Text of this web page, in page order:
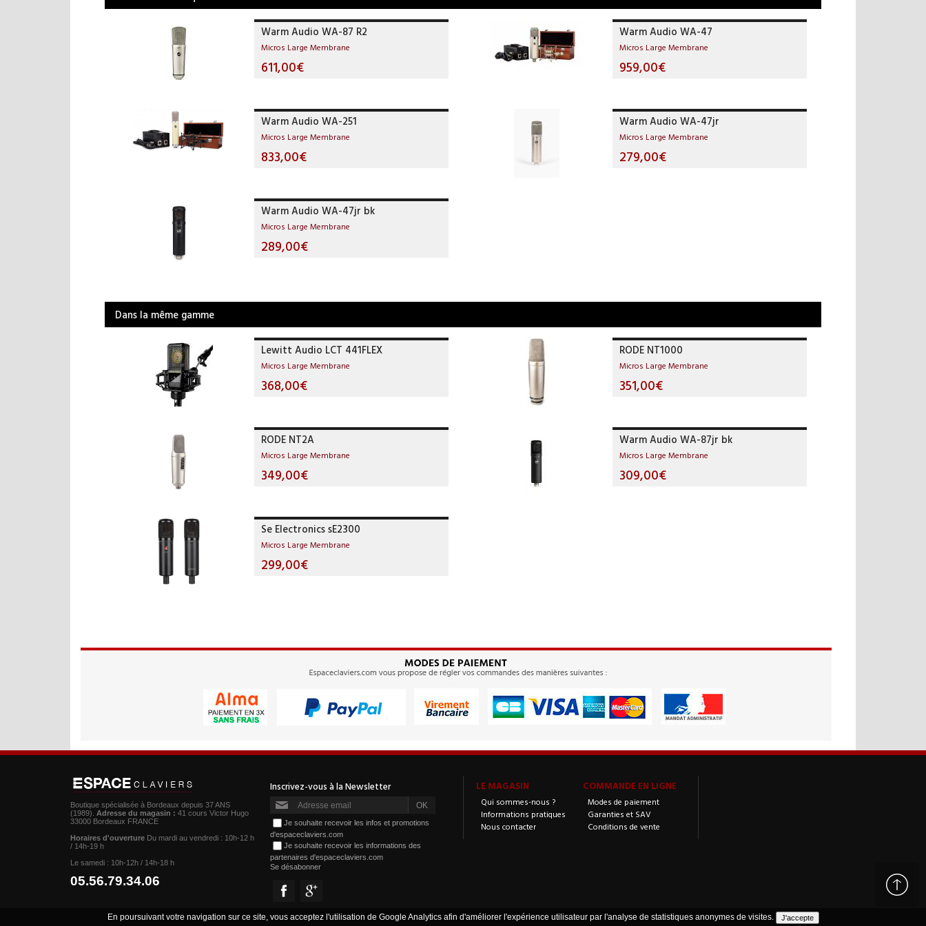
Warm Audio WA-87 R2
Micros Large Membrane
611,00€
Warm Audio WA-47
Micros Large Membrane
959,00€
Warm Audio WA-251
Micros Large Membrane
833,00€
Warm Audio WA-47jr
Micros Large Membrane
279,00€
Warm Audio WA-47jr bk
Micros Large Membrane
289,00€
Dans la même gamme
Lewitt Audio LCT 441FLEX
Micros Large Membrane
368,00€
RODE NT1000
Micros Large Membrane
351,00€
RODE NT2A
Micros Large Membrane
349,00€
Warm Audio WA-87jr bk
Micros Large Membrane
309,00€
Se Electronics sE2300
Micros Large Membrane
299,00€
LE MAGASIN
Qui sommes-nous ?
Informations pratiques
Nous contacter
COMMANDE EN LIGNE
Modes de paiement
Garanties et SAV
Conditions de vente
Boutique spécialisée à Bordeaux depuis 37 ANS
(1989). Adresse du magasin : 41 cours Victor Hugo
33000 Bordeaux FRANCE
Horaires d'ouverture Du mardi au vendredi : 10h-12 h
/ 14h-19 h
Le samedi : 10h-12h / 14h-18 h
05.56.79.34.06
Je souhaite recevoir les infos et promotions
d'espaceclaviers.com
Je souhaite recevoir les informations des
partenaires d'espaceclaviers.com
Se désabonner
En poursuivant votre navigation sur ce site, vous acceptez l'utilisation de Google Analytics afin d'améliorer l'expérience utilisateur par l'analyse de statistiques anonymes de visites.